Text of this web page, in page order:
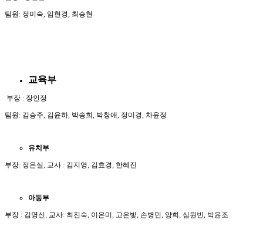
팀원: 정미숙, 임현경, 최승현
교육부
부장 : 장인정
팀원: 김승주, 김윤하, 박송희, 박창애, 정미경, 차윤정
유치부
부장: 정은실, 교사 : 김지영, 김효경, 한혜진
아동부
부장 : 김명신, 교사: 최진숙, 이은미, 고은빛, 손병민, 양희, 심원빈, 박윤조